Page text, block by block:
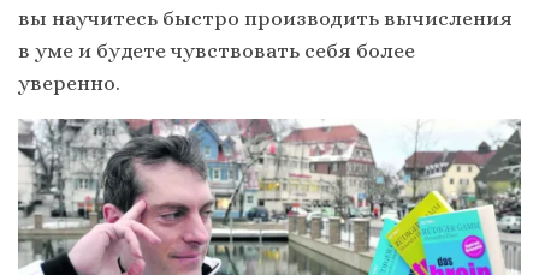
вы научитесь быстро производить вычисления
в уме и будете чувствовать себя более
уверенно.